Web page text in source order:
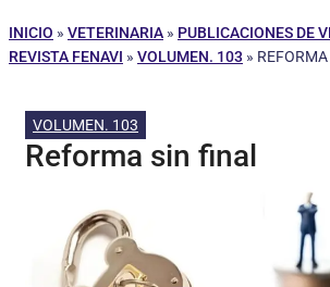
INICIO » VETERINARIA » PUBLICACIONES DE
REVISTA FENAVI » VOLUMEN. 103 »
VOLUMEN. 103
Reforma sin final